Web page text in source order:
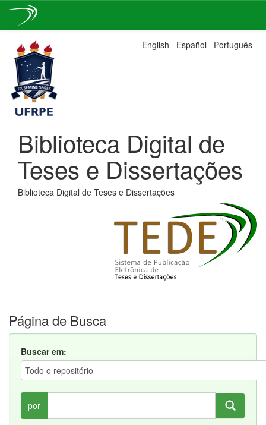
navigation
English Español Português
Biblioteca Digital de
Teses e Dissertações
Biblioteca Digital de Teses e Dissertações
Página de Busca
Buscar em:
por